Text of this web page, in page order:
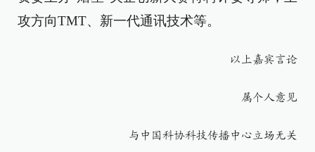
攻方向TMT、新一代通讯技术等。
以上嘉宾言论
属个人意见
与中国科协科技传播中心立场无关